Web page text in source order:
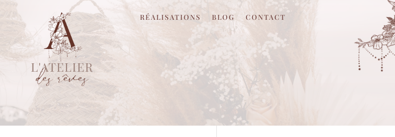
RÉALISATIONS BLOG CONTACT